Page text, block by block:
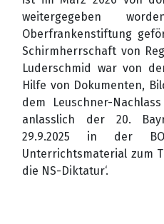
weitergegeben
Oberfrankenstiftung
Schirmherrschaft von
Luderschmid war von
Hilfe von Dokumenten,
dem Leuschner-
anlasslich der 20.
29.9.2025 in der
Unterrichtsmaterial zum
die NS-Diktatur‘.